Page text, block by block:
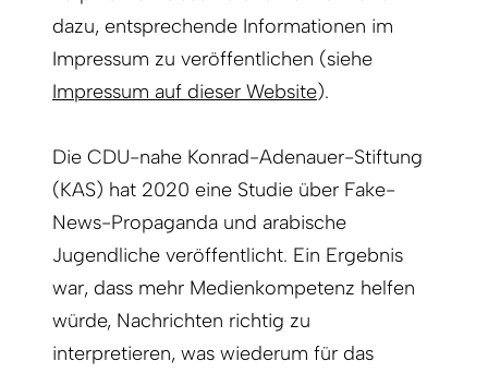
dazu, entsprechende Informationen im
Impressum zu veröffentlichen (siehe
Impressum auf dieser Website).
Die CDU-nahe Konrad-Adenauer-Stiftung
(KAS) hat 2020 eine Studie über Fake-
News-Propaganda und arabische
Jugendliche veröffentlicht. Ein Ergebnis
war, dass mehr Medienkompetenz helfen
würde, Nachrichten richtig zu
interpretieren, was wiederum für das